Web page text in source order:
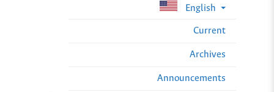
English
Current
Archives
Announcements